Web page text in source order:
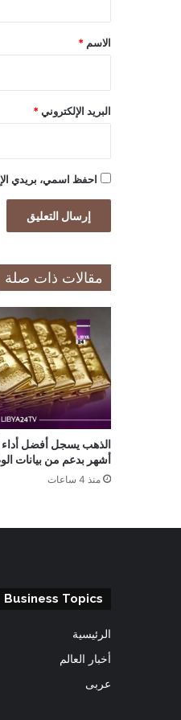
*
الاسم *
البريد الإلكتروني *
احفظ اسمي، بريدي
مقالات ذات صلة
الذهب يسجل أفضل
أشهر بدعم من بيانات
منذ 4 ساعات
Business Topics
الرئيسية
أخبار العالم
عربى